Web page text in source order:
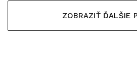
ZOBRAZIŤ ĎALŠIE